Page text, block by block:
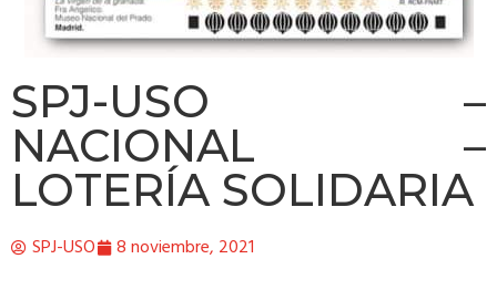
SPJ-USO –
NACIONAL –
LOTERÍA SOLIDARIA
SPJ-USO 8 noviembre, 2021